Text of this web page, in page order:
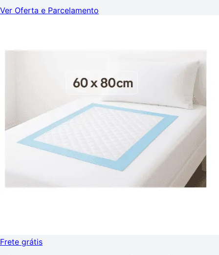
Ver Oferta e Parcelamento
Frete grátis